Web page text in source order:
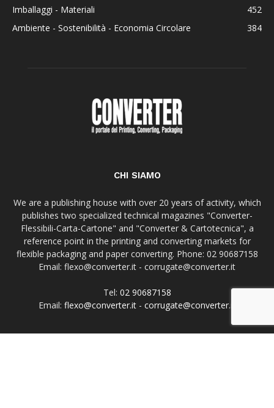
Imballaggi - Materiali
452
Ambiente - Sostenibilità - Economia Circolare
384
CHI SIAMO
We are a publishing house with over 20 years of activity, which
publishes two specialized technical magazines "Converter-
Flessibili-Carta-Cartone" and "Converter & Cartotecnica", a
reference point in the printing and converting markets for
flexible packaging and paper converting. Phone: 02 90687158
Email: flexo@converter.it - corrugate@converter.it
Tel: 02 90687158
Email: flexo@converter.it - corrugate@converter.it